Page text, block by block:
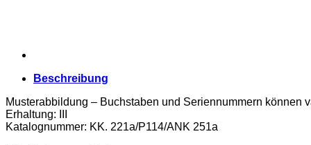
Menge
Beschreibung
Musterabbildung – Buchstaben und Seriennummern können
Erhaltung: III
Katalognummer: KK. 221a/P114/ANK 251a